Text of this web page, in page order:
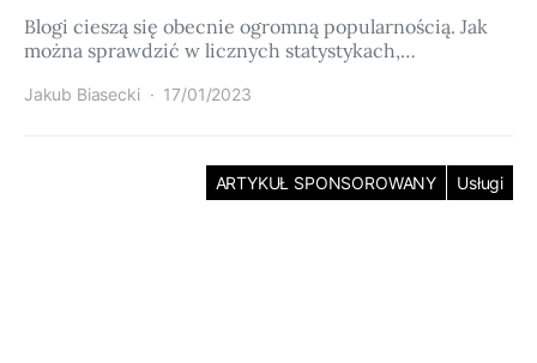
Blogi cieszą się obecnie ogromną popularnością. Jak
można sprawdzić w licznych statystykach,…
Jakub Biasecki 17/01/2023
ARTYKUŁ SPONSOROWANY Usługi